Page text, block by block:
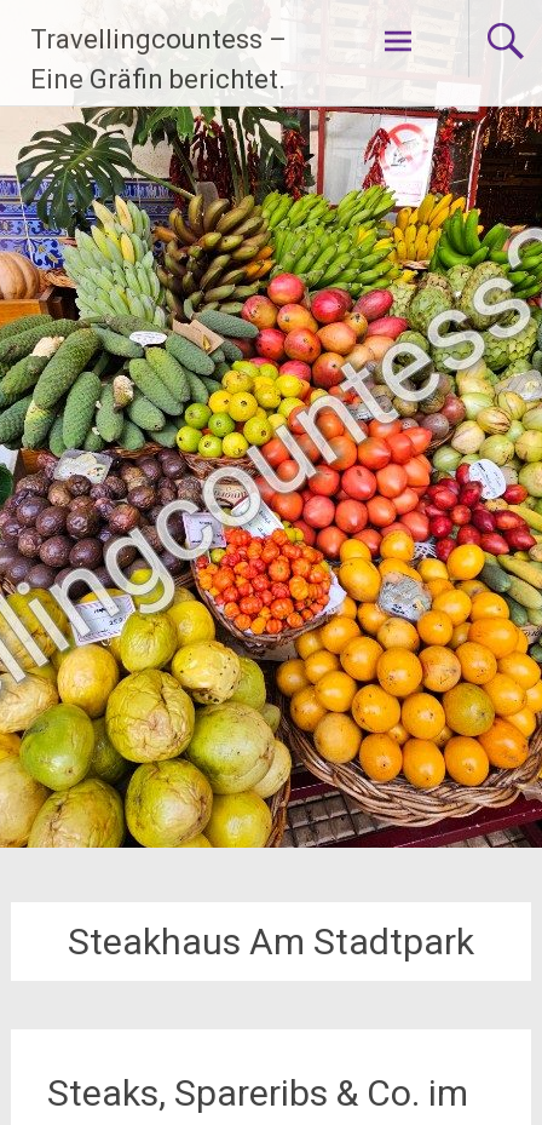
Inhalt
springen
Travellingcountess –
Eine Gräfin berichtet.
Steakhaus Am Stadtpark
Steaks, Spareribs & Co. im